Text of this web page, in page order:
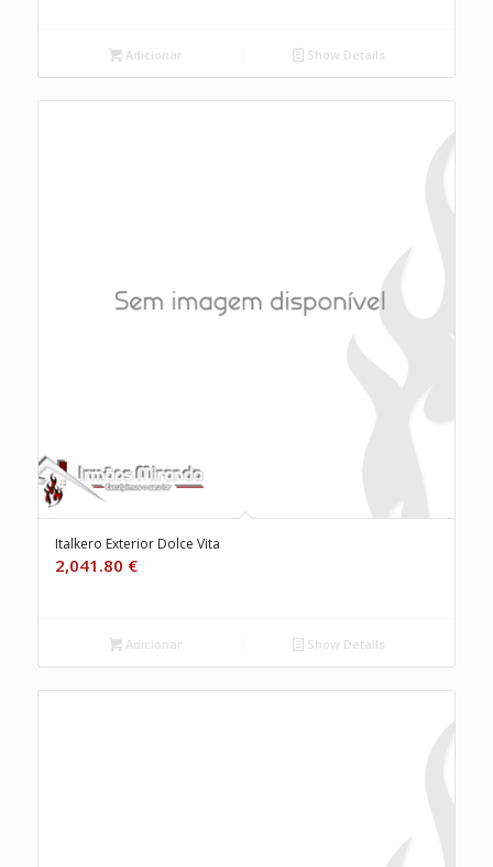
Adicionar Show Details
Italkero Exterior Dolce Vita
2,041.80 €
Adicionar Show Details